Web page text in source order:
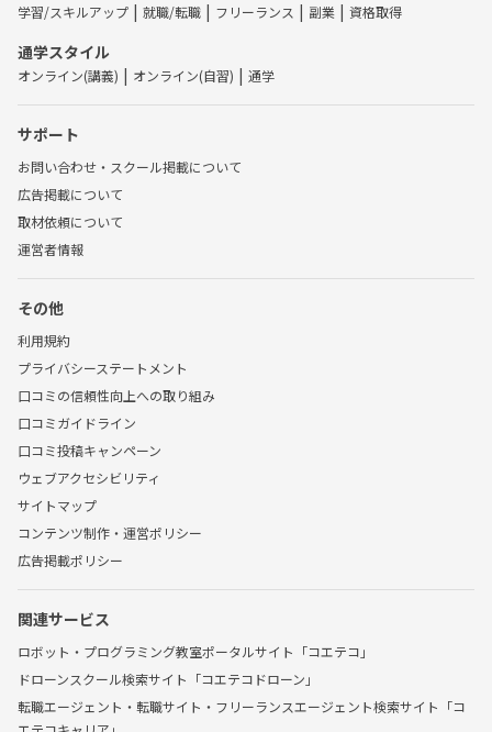
学習/スキルアップ 就職/転職 フリーランス 副業 資格取得
通学スタイル
オンライン(講義) オンライン(自習) 通学
サポート
お問い合わせ・スクール掲載について
広告掲載について
取材依頼について
運営者情報
その他
利用規約
プライバシーステートメント
口コミの信頼性向上への取り組み
口コミガイドライン
口コミ投稿キャンペーン
ウェブアクセシビリティ
サイトマップ
コンテンツ制作・運営ポリシー
広告掲載ポリシー
関連サービス
ロボット・プログラミング教室ポータルサイト「コエテコ」
ドローンスクール検索サイト「コエテコドローン」
転職エージェント・転職サイト・フリーランスエージェント検索サイト「コ